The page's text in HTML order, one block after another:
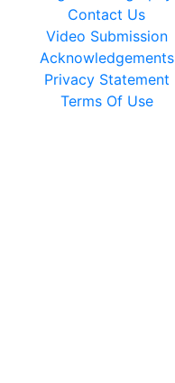
Contact Us
Video Submission
Acknowledgements
Privacy Statement
Terms Of Use